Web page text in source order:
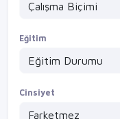
Eğitim
Cinsiyet